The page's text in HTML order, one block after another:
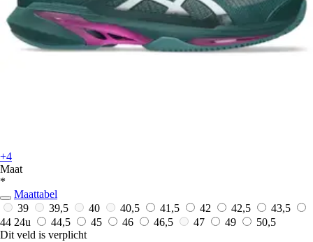
+4
Maat
*
Maattabel
39
39,5 40 40,5 41,5 42 42,5
43,5
44 24u 44,5 45 46 46,5 47 49
50,5
Dit veld is verplicht